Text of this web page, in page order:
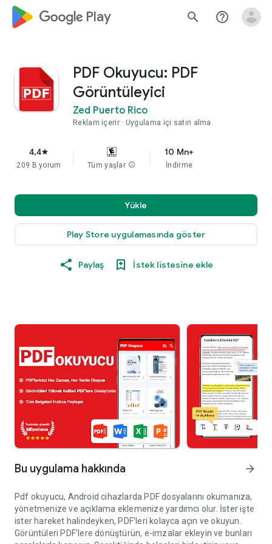
google_logo Play search help_outline
PDF Okuyucu: PDF
Görüntüleyici
Zed Puerto Rico
Reklam içerir Uygulama içi satın alma
4,4star
209 B yorum Tüm yaşlar info
10 Mn+
İndirme
Yükle
Play Store uygulamasında göster
Paylaş İstek listesine ekle
Bu uygulama hakkında arrow_forward
Pdf okuyucu, Android cihazlarda PDF dosyalarını okumanıza,
yönetmenize ve açıklama eklemenize yardımcı olur. İster işte
ister hareket halindeyken, PDF'leri kolayca açın ve okuyun.
Görüntüleri PDF'lere dönüştürün, e-imzalar ekleyin ve bunları